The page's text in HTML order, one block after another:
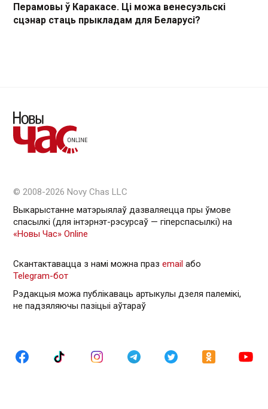
Перамовы ў Каракасе. Ці можа венесуэльскі
сцэнар стаць прыкладам для Беларусі?
© 2008-2026 Novy Chas LLC
Выкарыстанне матэрыялаў дазваляецца пры ўмове
спасылкі (для інтэрнэт-рэсурсаў — гiперспасылкi) на
«Новы Час» Online
Скантактавацца з намі можна праз email або
Telegram-бот
Рэдакцыя можа публікаваць артыкулы дзеля палемікі,
не падзяляючы пазіцыі аўтараў